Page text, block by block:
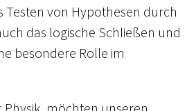
Testen von Hypothesen durch
das logische Schließen und
besondere Rolle im